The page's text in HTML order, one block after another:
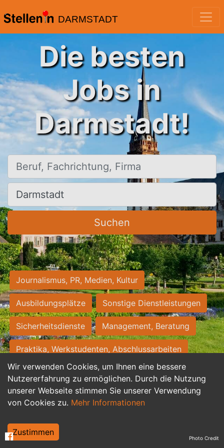
DARMSTADT
Wir verwenden Cookies, um Ihnen eine bessere
Nutzererfahrung zu ermöglichen. Durch die Nutzung
unserer Webseite stimmen Sie unserer Verwendung
von Cookies zu. Mehr Informationen
Zustimmen
Die besten
Jobs in
Darmstadt!
Beruf, Fachrichtung, Firma
Ort, Stadt
Suchen
Journalismus, PR, Medien, Kultur
Ausbildungsplätze Sonstige Dienstleistungen
Sicherheitsdienste Management, Beratung
Praktika, Werkstudenten, Abschlussarbeiten
Personalwesen Assistenz, Sekretariat
Hilfskräfte, Aushilfs- und Nebenjobs
Weiterbildung, Studium, duale Ausbildung Photo Credit